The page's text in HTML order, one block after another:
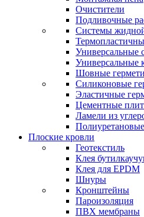
Очистители
Подливочные
Системы
Универсальные
Универсальные
Шовные
Силиконовые
Эластичные
Цементные
Ламели из
Плоские кровли
Геотекстиль
Клея
Клея для EPDM
Шнуры
Кронштейны
Пароизоляция
ПВХ мембраны